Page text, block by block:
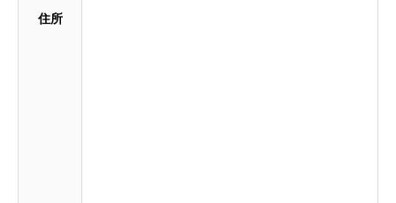
住所